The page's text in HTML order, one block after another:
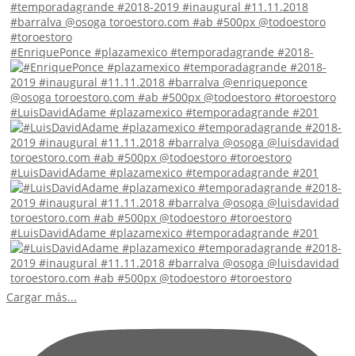
#EnriquePonce #plazamexico #temporadagrande #2018-
#LuisDavidAdame #plazamexico #temporadagrande #201
#LuisDavidAdame #plazamexico #temporadagrande #201
#LuisDavidAdame #plazamexico #temporadagrande #201
Cargar más...